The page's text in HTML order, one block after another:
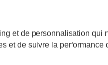
et de personnalisation qui
et de suivre la performance